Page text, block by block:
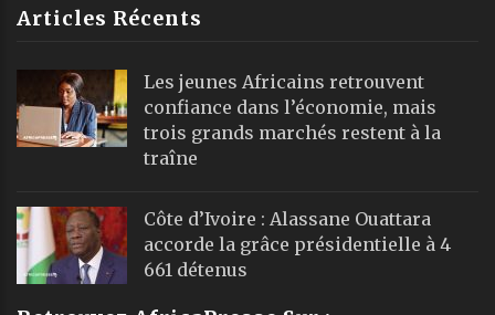
Articles Récents
Les jeunes Africains retrouvent
confiance dans l’économie, mais
trois grands marchés restent à la
traîne
Côte d’Ivoire : Alassane Ouattara
accorde la grâce présidentielle à 4
661 détenus